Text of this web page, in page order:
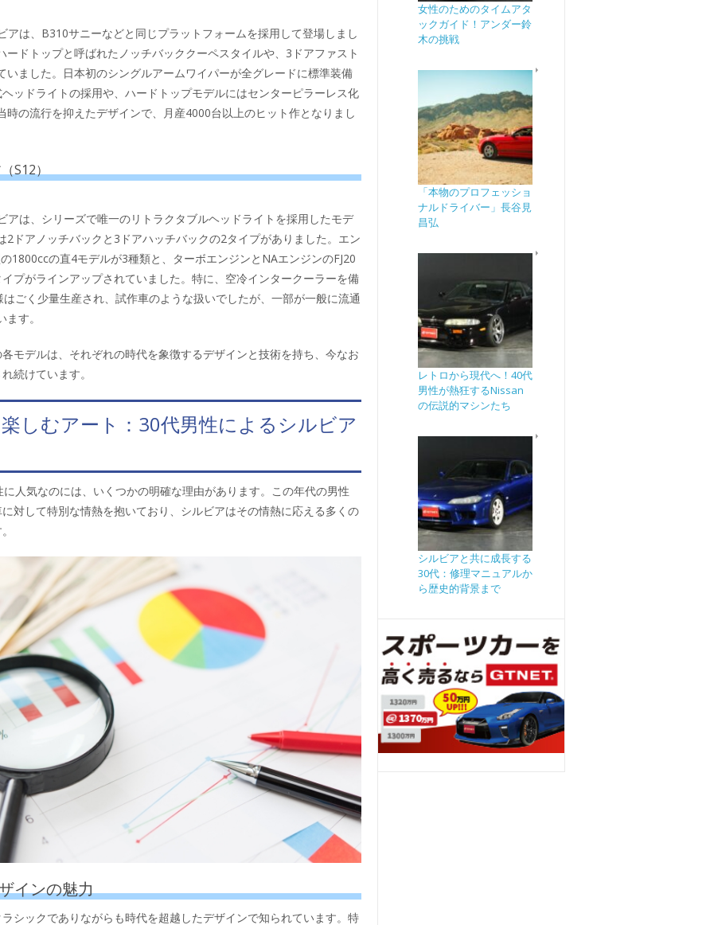
アは、B310サニーなどと同じプラットフォームを採用して登場しまし
ードトップと呼ばれたノッチバッククーペスタイルや、3ドアファスト
いました。日本初のシングルアームワイパーが全グレードに標準装備
ッドライトの採用や、ハードトップモデルにはセンターピラーレス化
時の流行を抑えたデザインで、月産4000台以上のヒット作となりまし
S12）
アは、シリーズで唯一のリトラクタブルヘッドライトを採用したモデ
2ドアノッチバックと3ドアハッチバックの2タイプがありました。エン
1800ccの直4モデルが3種類と、ターボエンジンとNAエンジンのFJ20
プがラインアップされていました。特に、空冷インタークーラーを備
はごく少量生産され、試作車のような扱いでしたが、一部が一般に流通
す。
モデルは、それぞれの時代を象徴するデザインと技術を持ち、今なお
続けています。
しむアート：30代男性によるシルビア
人気なのには、いくつかの明確な理由があります。この年代の男性
対して特別な情熱を抱いており、シルビアはその情熱に応える多くの
インの魅力
シックでありながらも時代を超越したデザインで知られています。特
女性のためのタイムアタ
ックガイド！アンダー鈴
木の挑戦
「本物のプロフェッショ
ナルドライバー」長谷見
昌弘
レトロから現代へ！40代
男性が熱狂するNissan
の伝説的マシンたち
シルビアと共に成長する
30代：修理マニュアルか
ら歴史的背景まで